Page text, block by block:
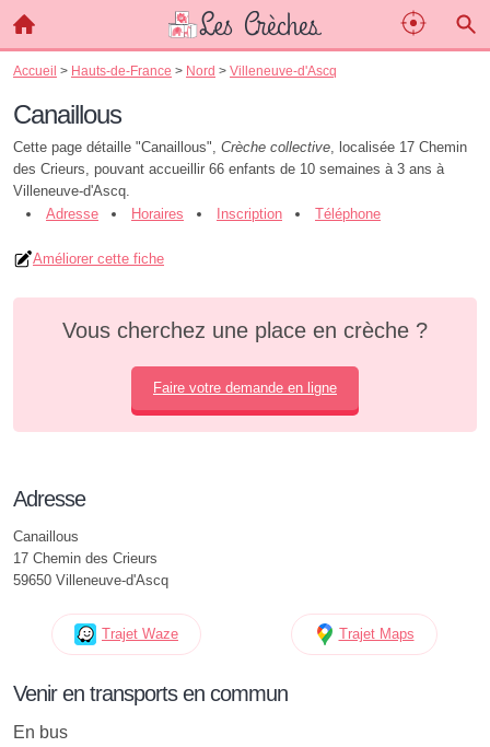
Accueil > Hauts-de-France > Nord > Villeneuve-d'Ascq
Canaillous
Cette page détaille "Canaillous", Crèche collective, localisée 17 Chemin
des Crieurs, pouvant accueillir 66 enfants de 10 semaines à 3 ans à
Villeneuve-d'Ascq.
Adresse
Horaires Inscription Téléphone
Améliorer cette fiche
Vous cherchez une place en crèche ?
Faire votre demande en ligne
Adresse
Canaillous
17 Chemin des Crieurs
59650 Villeneuve-d'Ascq
Trajet Waze Trajet Maps
Venir en transports en commun
En bus